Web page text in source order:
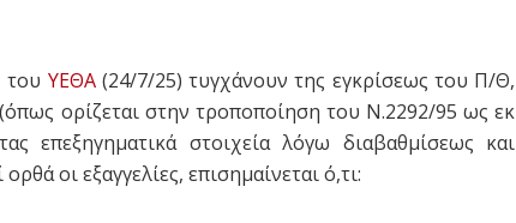
του ΥΕΘΑ(24/7/25) τυγχάνουν της εγκρίσεως του Π/Θ,
ορίζεται στην τροποποίηση του Ν.2292/95 ως εκ
επεξηγηματικά στοιχεία λόγω διαβαθμίσεως και
οι εξαγγελίες, επισημαίνεται ό,τι: